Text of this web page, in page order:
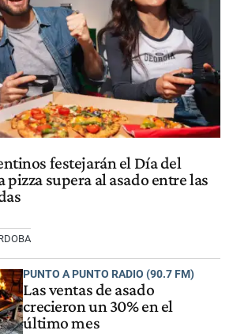
festejarán el Día del
pizza supera al asado entre las
PUNTO A PUNTO RADIO (90.7 FM)
Las ventas de asado
crecieron un 30% en el
último mes